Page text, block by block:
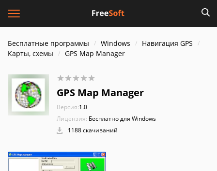
Бесплатные программы Windows
Навигация GPS
Карты, схемы
GPS Map Manager
GPS Map Manager
Версия:1.0
Лицензия: Бесплатно для Windows
1188 скачиваний